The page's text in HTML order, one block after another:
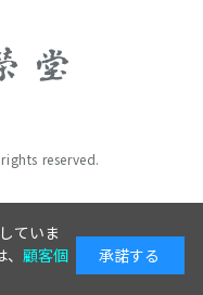
る
reserved.
ていま
顧客個
承諾する